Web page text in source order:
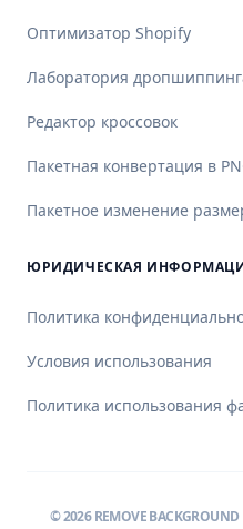
Оптимизатор Shopify
Лаборатория
Редактор кроссовок
Пакетная конвертация в
Пакетное изменение
ЮРИДИЧЕСКАЯ
Политика
Условия использования
Политика использования
©2026REMOVE